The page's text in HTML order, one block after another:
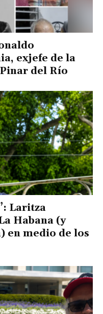
exjefe de la
del Río
Laritza
Habana (y
en medio de los